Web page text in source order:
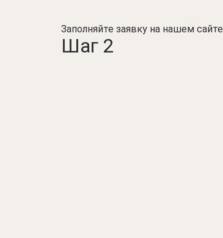
Заполняйте заявку на нашем сайте
Шаг 2